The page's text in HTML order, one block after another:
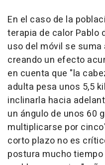
En el caso de la
terapia de calor Pablo
uso del móvil se
creando un efecto
en cuenta que "la
adulta pesa unos 5,5
inclinarla hacia
un ángulo de unos 60
multiplicarse por
corto plazo no es
postura mucho